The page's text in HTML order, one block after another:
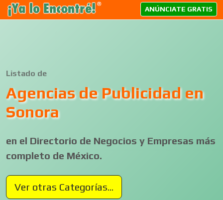
ANÚNCIATE GRATIS
Listado de
Agencias de Publicidad en
Sonora
en el Directorio de Negocios y Empresas más
completo de México.
Ver otras Categorías...